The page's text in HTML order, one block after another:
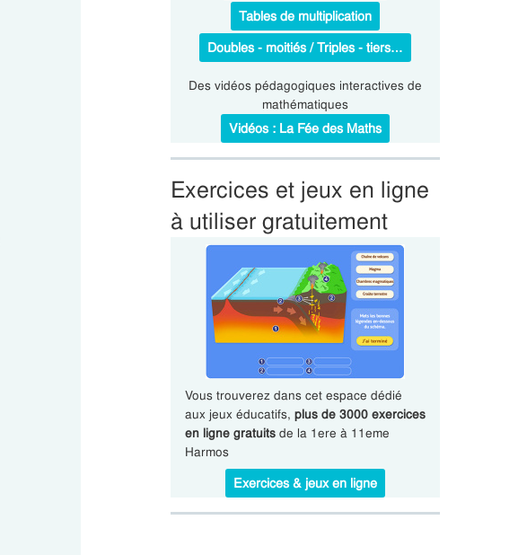
Tables de multiplication
Doubles - moitiés / Triples - tiers…
Des vidéos pédagogiques interactives de
mathématiques
Vidéos : La Fée des Maths
Exercices et jeux en ligne
à utiliser gratuitement
Vous trouverez dans cet espace dédié
aux jeux éducatifs, plus de 3000 exercices
en ligne gratuitsde la 1ere à 11eme
Harmos
Exercices & jeux en ligne